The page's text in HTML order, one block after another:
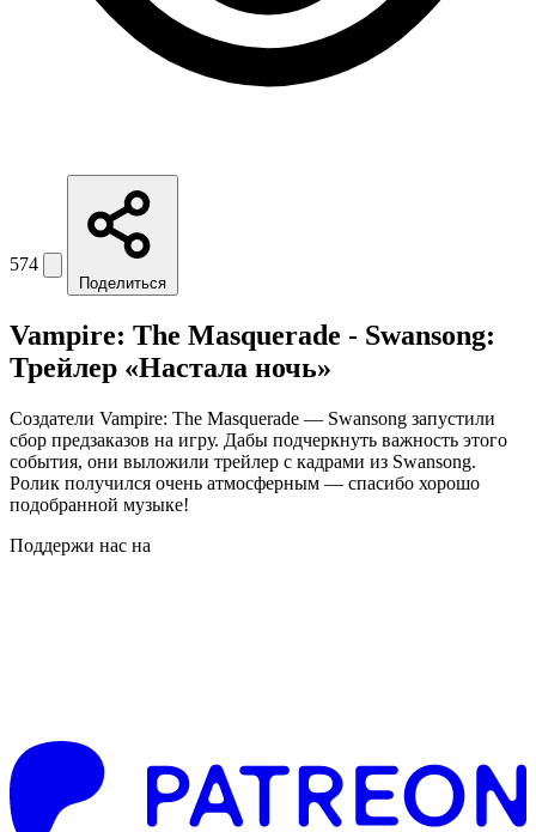
574
Поделиться
Vampire: The Masquerade - Swansong:
Трейлер «Настала ночь»
Создатели Vampire: The Masquerade — Swansong запустили
сбор предзаказов на игру. Дабы подчеркнуть важность этого
события, они выложили трейлер с кадрами из Swansong.
Ролик получился очень атмосферным — спасибо хорошо
подобранной музыке!
Поддержи нас на